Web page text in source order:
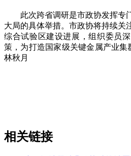
此次跨省调研是市政协发挥专
大局的具体举措。市政协将持续关
综合试验区建设进展，组织委员
策，为打造国家级关键金属产业
林秋月
相关链接